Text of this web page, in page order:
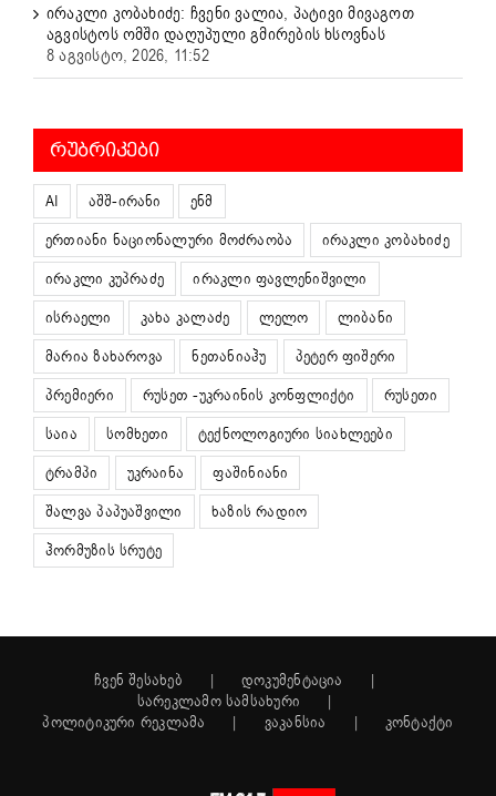
ირაკლი კობახიძე: ჩვენი ვალია, პატივი მივაგოთ
აგვისტოს ომში დაღუპული გმირების ხსოვნას
8 აგვისტო, 2026, 11:52
ᲠᲣᲑᲠᲘᲙᲔᲑᲘ
AI აშშ-ირანი
ენმ
ერთიანი ნაციონალური მოძრაობა
ირაკლი კობახიძე
ირაკლი კუპრაძე
ირაკლი ფავლენიშვილი
ისრაელი
კახა კალაძე ლელო
ლიბანი
მარია ზახაროვა
ნეთანიაჰუ
პეტერ ფიშერი
პრემიერი
რუსეთ -უკრაინის კონფლიქტი
რუსეთი
საია
სომხეთი
ტექნოლოგიური სიახლეები
ტრამპი
უკრაინა
ფაშინიანი
შალვა პაპუაშვილი
ხაზის რადიო
ჰორმუზის სრუტე
ჩვენ შესახებ
დოკუმენტაცია
სარეკლამო სამსახური
პოლიტიკური რეკლამა
ვაკანსია კონტაქტი